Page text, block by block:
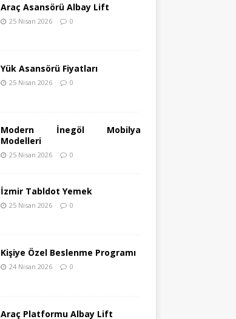
Araç Asansörü Albay Lift
25 Nisan 2026 0
Yük Asansörü Fiyatları
25 Nisan 2026 0
Modern İnegöl Mobilya
Modelleri
25 Nisan 2026 0
İzmir Tabldot Yemek
25 Nisan 2026 0
Kişiye Özel Beslenme Programı
24 Nisan 2026 0
Araç Platformu Albay Lift